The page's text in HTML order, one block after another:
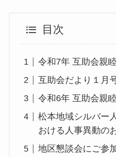
目次
令和7年 互助会親
互助会だより１月
令和6年 互助会親
松本地域シルバー
おける人事異動の
地区懇談会にご参